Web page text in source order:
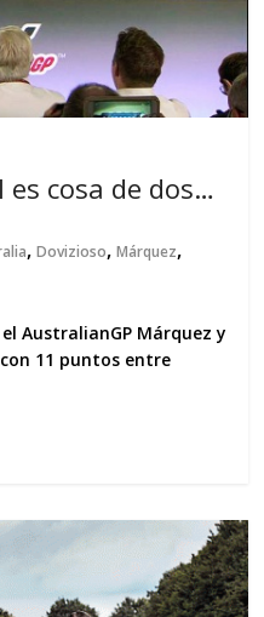
es cosa de dos…
,Dovizioso,Márquez,
AustralianGP Márquez y
11 puntos entre